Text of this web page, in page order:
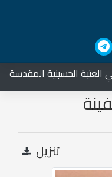
الحسينية المقدسة
تنزيل